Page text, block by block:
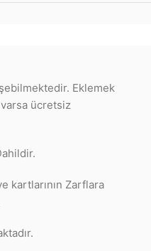
Eklemek
ücretsiz
kartlarının Zarflara